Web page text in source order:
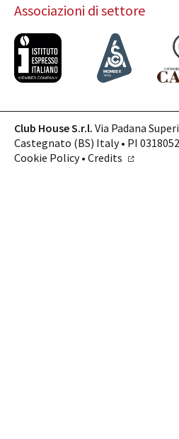
Catalogo
Finiture e Collezioni
Magazine
Azienda
Contatti
SHOP ONLINE
Associazioni di settore
Club House S.r.l. Via Padana
Castegnato (BS) Italy • PI
Cookie Policy• Credits